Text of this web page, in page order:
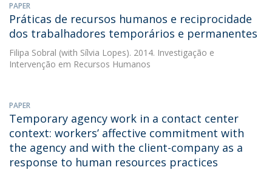
PAPER
Práticas de recursos humanos e reciprocidade
dos trabalhadores temporários e permanentes
Filipa Sobral (with Sílvia Lopes). 2014. Investigação e
Intervenção em Recursos Humanos
PAPER
Temporary agency work in a contact center
context: workers’ affective commitment with
the agency and with the client-company as a
response to human resources practices